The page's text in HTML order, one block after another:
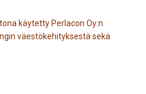
käytetty Perlacon Oy:n
väestökehityksestä sekä